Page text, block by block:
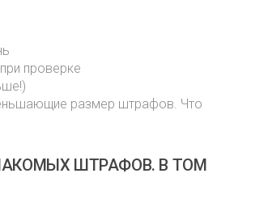
проверке
размер штрафов. Что
ШТРАФОВ. В ТОМ